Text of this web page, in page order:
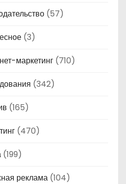
(57)
(3)
маркетинг (710)
(342)
(165)
(470)
(199)
реклама (104)